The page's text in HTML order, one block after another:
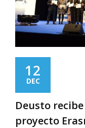
12
DEC
Deusto
proyecto